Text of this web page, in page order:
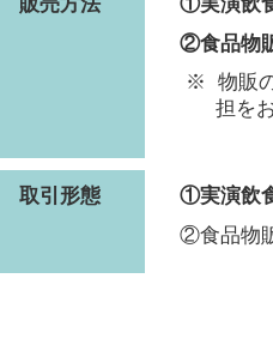
販売方法
①実演飲
②食品物
物販
担を
取引形態
①実演飲
②食品物